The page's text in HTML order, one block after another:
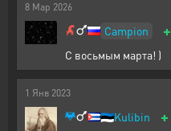
8 Мар 2026
Campion +
С восьмым марта! )
1 Янв 2023
🇪🇪Kulibin +